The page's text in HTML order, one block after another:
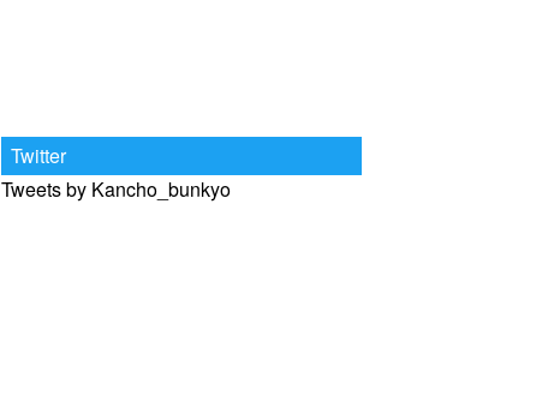
Twitter
Tweets by Kancho_bunkyo